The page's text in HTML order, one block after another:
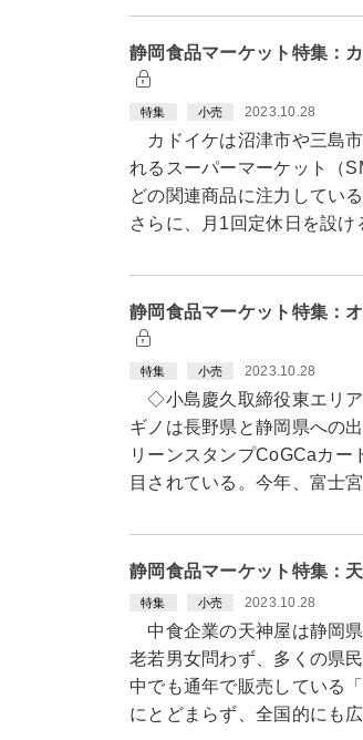
静岡食品マーケット特集：
特集 小売 2023.10.28
カドイケは沼津市や三島
れるスーパーマーケット（
どの関連商品に注力してい
さらに、月1回定休日を設
静岡食品マーケット特集：
特集 小売 2023.10.28
◇小島慶久取締役東エリ
ギノは長野県と静岡県への
リーンスタンプCoGCaカー
目されている。今年、富士
静岡食品マーケット特集：
特集 小売 2023.10.28
中食企業の天神屋は静岡
老若男女問わず、多くの県
中でも通年で販売している
にとどまらず、全国的にも